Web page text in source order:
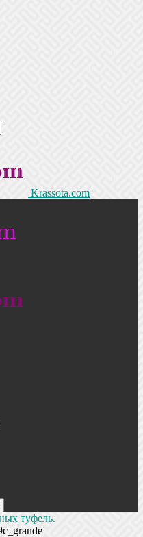
Krassota.com
туфель.